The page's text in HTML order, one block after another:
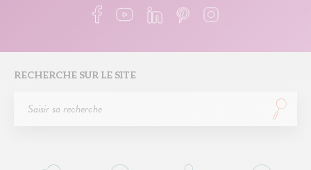
une sélection de maisons neuves en Haute-Garonne (31). Cumulez les
avantages d’un appartement au sein d’une petite copropriété à taille humaine,
RECHERCHE SUR LE SITE